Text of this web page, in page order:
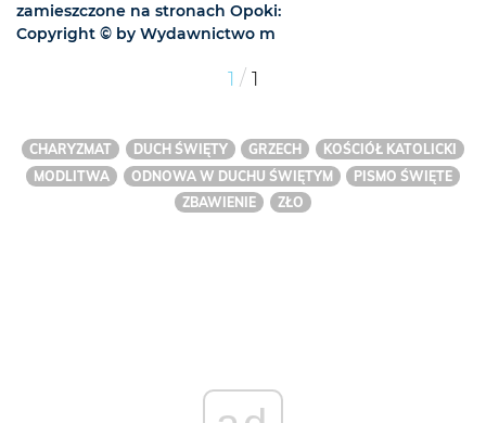
zamieszczone na stronach Opoki:
Copyright © by Wydawnictwo m
1 / 1
CHARYZMAT DUCH ŚWIĘTY GRZECH
KOŚCIÓŁ KATOLICKI
MODLITWA
ODNOWA W DUCHU ŚWIĘTYM
PISMO ŚWIĘTE
ZBAWIENIE
ZŁO